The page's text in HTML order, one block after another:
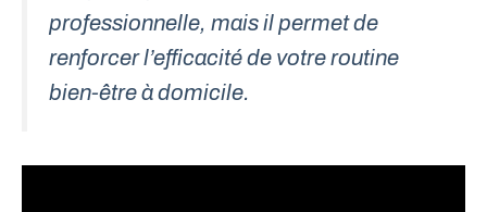
professionnelle, mais il permet de
renforcer l’efficacité de votre routine
bien-être à domicile.